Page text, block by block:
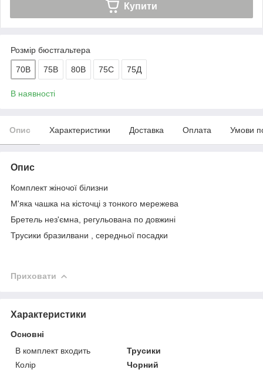
Купити
Розмір бюстгальтера
70B 75B 80B 75C 75Д
В наявності
Опис Характеристики Доставка Оплата Умови
Опис
Комплект жіночої білизни
М'яка чашка на кісточці з тонкого мережева
Бретель нез'ємна, регульована по довжині
Трусики бразилвани , середньої посадки
Приховати
Характеристики
Основні
В комплект входить
Трусики
Колір
Чорний